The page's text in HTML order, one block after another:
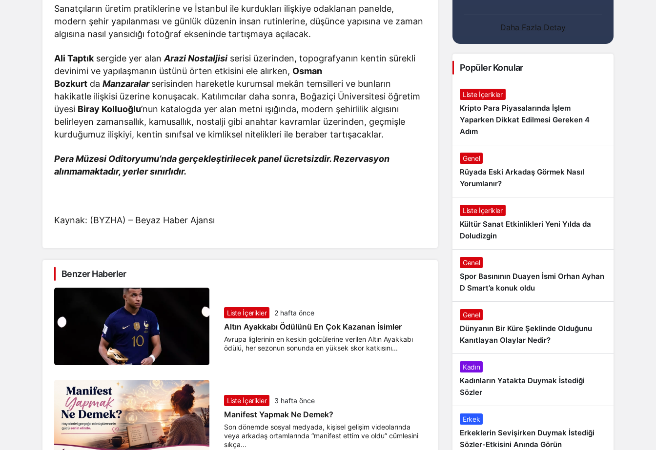
Sanatçıların üretim pratiklerine ve İstanbul ile kurdukları ilişkiye odaklanan panelde,
modern şehir yapılanması ve günlük düzenin insan rutinlerine, düşünce yapısına ve zaman
algısına nasıl yansıdığı fotoğraf ekseninde tartışmaya açılacak.
Ali Taptık sergide yer alanArazi Nostaljisi serisi üzerinden, topografyanın kentin sürekli
devinimi ve yapılaşmanın üstünü örten etkisini ele alırken, Osman
Bozkurt daManzaralar serisinden hareketle kurumsal mekân temsilleri ve bunların
hakikatle ilişkisi üzerine konuşacak. Katılımcılar daha sonra, Boğaziçi Üniversitesi öğretim
üyesi Biray Kolluoğlu’nun katalogda yer alan metni ışığında, modern şehirlilik algısını
belirleyen zamansallık, kamusallık, nostalji gibi anahtar kavramlar üzerinden, geçmişle
kurduğumuz ilişkiyi, kentin sınıfsal ve kimliksel nitelikleri ile beraber tartışacaklar.
Pera Müzesi Oditoryumu’nda gerçekleştirilecek panel ücretsizdir. Rezervasyon
alınmamaktadır, yerler sınırlıdır.
Kaynak: (BYZHA) – Beyaz Haber Ajansı
Benzer Haberler
Liste İçerikler 2 hafta önce
Altın Ayakkabı Ödülünü En Çok Kazanan İsimler
Avrupa liglerinin en keskin golcülerine verilen Altın Ayakkabı
ödülü, her sezonun sonunda en yüksek skor katkısını...
Liste İçerikler 3 hafta önce
Manifest Yapmak Ne Demek?
Son dönemde sosyal medyada, kişisel gelişim videolarında
veya arkadaş ortamlarında “manifest ettim ve oldu” cümlesini
sıkça...
Daha Fazla Detay
Popüler Konular
Liste İçerikler
Kripto Para Piyasalarında İşlem
Yaparken Dikkat Edilmesi Gereken 4
Adım
Genel
Rüyada Eski Arkadaş Görmek Nasıl
Yorumlanır?
Liste İçerikler
Kültür Sanat Etkinlikleri Yeni Yılda da
Doludizgin
Genel
Spor Basınının Duayen İsmi Orhan Ayhan
D Smart’a konuk oldu
Genel
Dünyanın Bir Küre Şeklinde Olduğunu
Kanıtlayan Olaylar Nedir?
Kadın
Kadınların Yatakta Duymak İstediği
Sözler
Erkek
Erkeklerin Sevişirken Duymak İstediği
Sözler-Etkisini Anında Görün